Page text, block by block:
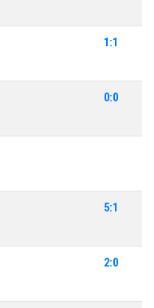
1:1
0:0
5:1
2:0